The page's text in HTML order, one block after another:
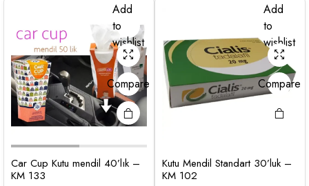
Add
to
wishlist
Compare
Car Cup Kutu mendil 40’lık –
KM 133
Add
to
wishlist
Compare
Kutu Mendil Standart 30’luk –
KM 102